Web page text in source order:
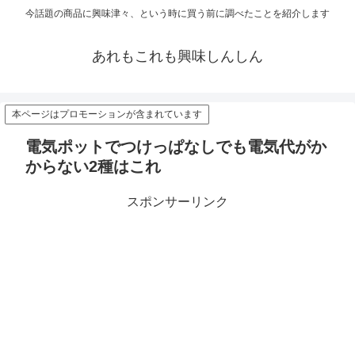
今話題の商品に興味津々、という時に買う前に調べたことを紹介します
あれもこれも興味しんしん
本ページはプロモーションが含まれています
電気ポットでつけっぱなしでも電気代がか
からない2種はこれ
スポンサーリンク